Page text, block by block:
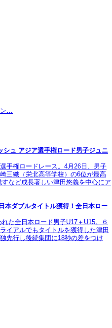
…
シュ アジア選手権ロード男子ジュニ
手権ロードレース。4月26日、男子
三織（栄北高等学校）の6位が最高
など成長著しい津田悠義を中心にア
本ダブルタイトル獲得！全日本ロー
た全日本ロード男子U17＋U15。６
イアルでもタイトルを獲得した津田
先行し後続集団に18秒の差をつけ